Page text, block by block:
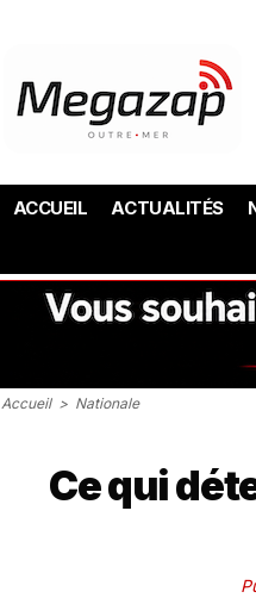
ACCUEIL ACTUALITÉS
Accueil > Nationale
Ce qui